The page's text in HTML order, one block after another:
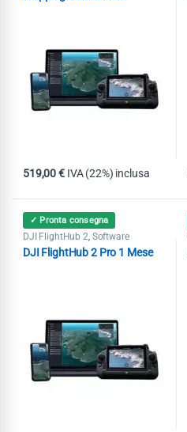
519,00€ IVA (22%) inclusa
✓ Pronta consegna
DJI FlightHub 2, Software
DJI FlightHub 2 Pro 1 Mese